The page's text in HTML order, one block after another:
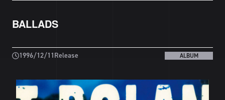
BALLADS
1996/12/11Release ALBUM